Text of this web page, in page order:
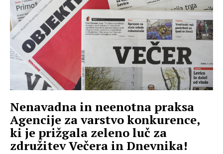
Nenavadna in neenotna praksa
Agencije za varstvo konkurence,
ki je prižgala zeleno luč za
združitev Večera in Dnevnika!